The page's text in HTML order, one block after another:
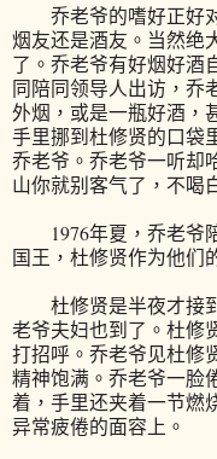
乔老爷的嗜好正好对
烟友还是酒友。当然绝
了。乔老爷有好烟好酒
同陪同领导人出访，乔
外烟，或是一瓶好酒，
手里挪到杜修贤的口袋
乔老爷。乔老爷一听却
山你就别客气了，不喝
1976年夏，乔老爷
国王，杜修贤作为他们
杜修贤是半夜才接到
老爷夫妇也到了。杜修
打招呼。乔老爷见杜修
精神饱满。乔老爷一脸
着，手里还夹着一节燃
异常疲倦的面容上。